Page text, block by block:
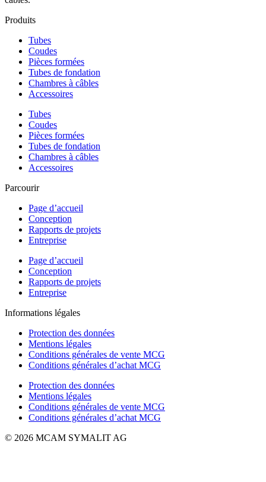
Produits
Tubes
Coudes
Pièces formées
Tubes de fondation
Chambres à câbles
Accessoires
Tubes
Coudes
Pièces formées
Tubes de fondation
Chambres à câbles
Accessoires
Parcourir
Page d’accueil
Conception
Rapports de projets
Entreprise
Page d’accueil
Conception
Rapports de projets
Entreprise
Informations légales
Protection des données
Mentions légales
Conditions générales de vente MCG
Conditions générales d’achat MCG
Protection des données
Mentions légales
Conditions générales de vente MCG
Conditions générales d’achat MCG
© 2026 MCAM SYMALIT AG